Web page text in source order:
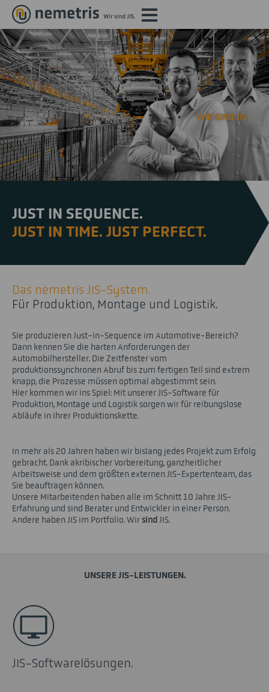
WIR SIND JIS
JUST IN SEQUENCE.
JUST IN TIME. JUST PERFECT.
Das nemetris JIS-System.
Für Produktion, Montage und Logistik.
Sie produzieren Just-in-Sequence im Automotive-Bereich?
Dann kennen Sie die harten Anforderungen der
Automobilhersteller. Die Zeitfenster vom
produktionssynchronen Abruf bis zum fertigen Teil sind extrem
knapp, die Prozesse müssen optimal abgestimmt sein.
Hier kommen wir ins Spiel: Mit unserer JIS-Software für
Produktion, Montage und Logistik sorgen wir für reibungslose
Abläufe in Ihrer Produktionskette.
In mehr als 20 Jahren haben wir bislang jedes Projekt zum Erfolg
gebracht. Dank akribischer Vorbereitung, ganzheitlicher
Arbeitsweise und dem größten externen JIS-Expertenteam, das
Sie beauftragen können.
Unsere Mitarbeitenden haben alle im Schnitt 10 Jahre JIS-
Erfahrung und sind Berater und Entwickler in einer Person.
Andere haben JIS im Portfolio. Wir sind JIS.
UNSERE JIS-LEISTUNGEN.
JIS-Softwarelösungen.